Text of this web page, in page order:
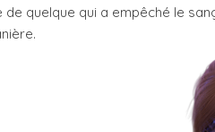
de quelque qui a empêché le